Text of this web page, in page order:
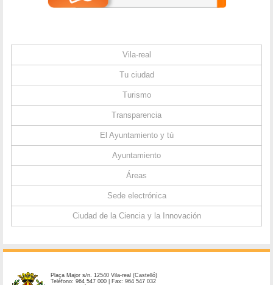
Vila-real
Tu ciudad
Turismo
Transparencia
El Ayuntamiento y tú
Ayuntamiento
Áreas
Sede electrónica
Ciudad de la Ciencia y la Innovación
Plaça Major s/n. 12540 Vila-real (Castelló)
Teléfono: 964 547 000 | Fax: 964 547 032